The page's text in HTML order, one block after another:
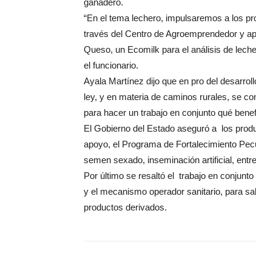
ganadero.
“En el tema lechero, impulsaremos a los
través del Centro de Agroemprendedor y
Queso, un Ecomilk para el análisis de
el funcionario.
Ayala Martínez dijo que en pro del
ley, y en materia de caminos rurales, se
para hacer un trabajo en conjunto qué
El Gobierno del Estado aseguró a los
apoyo, el Programa de Fortalecimiento
semen sexado, inseminación artificial,
Por último se resaltó el trabajo en
y el mecanismo operador sanitario, para
productos derivados.